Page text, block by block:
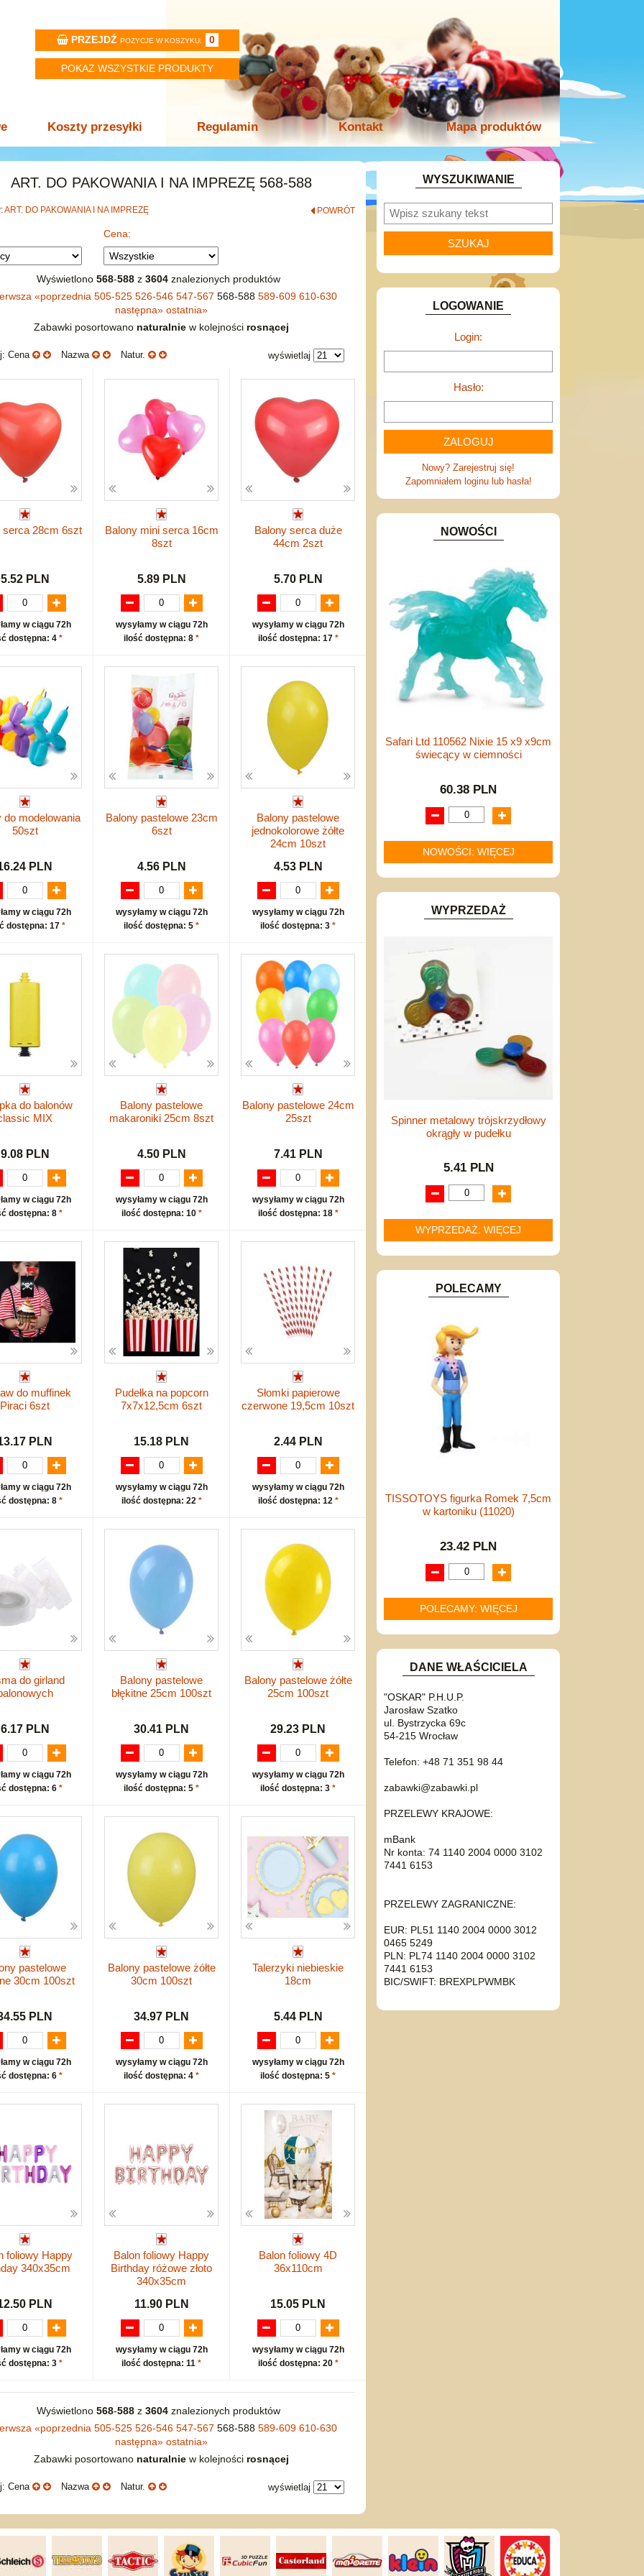
PRZEJDŹ POZYCJE W KOSZYKU: 0
POKAZ WSZYSTKIE PRODUKTY
Koszty przesyłki Regulamin Kontakt Mapa produktów
ART. DO PAKOWANIA I NA IMPREZĘ 568-588
ART. DO PAKOWANIA I NA IMPREZĘ POWRÓT
Cena:
Wyświetlono 568-588z 3604znalezionych produktów
«poprzednia 505-525 526-546 547-567 568-588 589-609 610-630
następna» ostatnia»
Zabawki posortowano naturalniew kolejności rosnącej
Cena Nazwa Natur. wyświetlaj
serca 28cm 6szt
5.52 PLN
w ciągu 72h
dostępna: 4 *
Balony mini serca 16cm
8szt
5.89 PLN
wysyłamy w ciągu 72h
ilość dostępna: 8 *
Balony serca duże
44cm 2szt
5.70 PLN
wysyłamy w ciągu 72h
ilość dostępna: 17 *
do modelowania
50szt
PLN
w ciągu 72h
dostępna: 17 *
Balony pastelowe 23cm
6szt
4.56 PLN
wysyłamy w ciągu 72h
ilość dostępna: 5 *
Balony pastelowe
jednokolorowe żółte
24cm 10szt
4.53 PLN
wysyłamy w ciągu 72h
ilość dostępna: 3 *
do balonów
MIX
9.08 PLN
w ciągu 72h
dostępna: 8 *
Balony pastelowe
makaroniki 25cm 8szt
4.50 PLN
wysyłamy w ciągu 72h
ilość dostępna: 10 *
Balony pastelowe 24cm
25szt
7.41 PLN
wysyłamy w ciągu 72h
ilość dostępna: 18 *
do muffinek
Piraci 6szt
PLN
w ciągu 72h
dostępna: 8 *
Pudełka na popcorn
7x7x12,5cm 6szt
15.18 PLN
wysyłamy w ciągu 72h
ilość dostępna: 22 *
Słomki papierowe
czerwone 19,5cm 10szt
2.44 PLN
wysyłamy w ciągu 72h
ilość dostępna: 12 *
do girland
6.17 PLN
w ciągu 72h
dostępna: 6 *
Balony pastelowe
błękitne 25cm 100szt
30.41 PLN
wysyłamy w ciągu 72h
ilość dostępna: 5 *
Balony pastelowe żółte
25cm 100szt
29.23 PLN
wysyłamy w ciągu 72h
ilość dostępna: 3 *
pastelowe
30cm 100szt
PLN
w ciągu 72h
dostępna: 6 *
Balony pastelowe żółte
30cm 100szt
34.97 PLN
wysyłamy w ciągu 72h
ilość dostępna: 4 *
Talerzyki niebieskie
18cm
5.44 PLN
wysyłamy w ciągu 72h
ilość dostępna: 5 *
foliowy Happy
340x35cm
PLN
w ciągu 72h
dostępna: 3 *
Balon foliowy Happy
Birthday różowe złoto
340x35cm
11.90 PLN
wysyłamy w ciągu 72h
ilość dostępna: 11 *
Balon foliowy 4D
36x110cm
15.05 PLN
wysyłamy w ciągu 72h
ilość dostępna: 20 *
Wyświetlono 568-588z 3604znalezionych produktów
«poprzednia 505-525 526-546 547-567 568-588 589-609 610-630
następna» ostatnia»
Zabawki posortowano naturalniew kolejności rosnącej
Cena Nazwa Natur. wyświetlaj
WYSZUKIWANIE
LOGOWANIE
Login:
Hasło:
Nowy? Zarejestruj się!
Zapomniałem loginu lub hasła!
NOWOŚCI
Safari Ltd 110562 Nixie 15 x9 x9cm
świecący w ciemności
60.38 PLN
NOWOŚCI: WIĘCEJ
WYPRZEDAŻ
Spinner metalowy trójskrzydłowy
okrągły w pudełku
5.41 PLN
WYPRZEDAŻ: WIĘCEJ
POLECAMY
TISSOTOYS figurka Romek 7,5cm
w kartoniku (11020)
23.42 PLN
POLECAMY: WIĘCEJ
DANE WŁAŚCICIELA
"OSKAR" P.H.U.P.
Jarosław Szatko
ul. Bystrzycka 69c
54-215 Wrocław
Telefon: +48 71 351 98 44
zabawki@zabawki.pl
PRZELEWY KRAJOWE:
mBank
Nr konta: 74 1140 2004 0000 3102
7441 6153
PRZELEWY ZAGRANICZNE:
EUR: PL51 1140 2004 0000 3012
0465 5249
PLN: PL74 1140 2004 0000 3102
7441 6153
BIC/SWIFT: BREXPLPWMBK